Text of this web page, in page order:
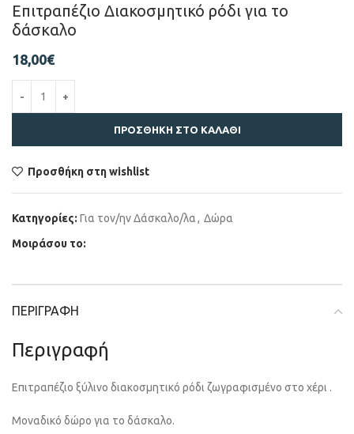
Επιτραπέζιο Διακοσμητικό ρόδι για το
δάσκαλο
18,00€
ΠΡΟΣΘΉΚΗ ΣΤΟ ΚΑΛΆΘΙ
Προσθήκη στη wishlist
Κατηγορίες: Για τον/ην Δάσκαλο/λα, Δώρα
Μοιράσου το:
ΠΕΡΙΓΡΑΦΉ
Περιγραφή
Επιτραπέζιο ξύλινο διακοσμητικό ρόδι ζωγραφισμένο στο χέρι .
Μοναδικό δώρο για το δάσκαλο.